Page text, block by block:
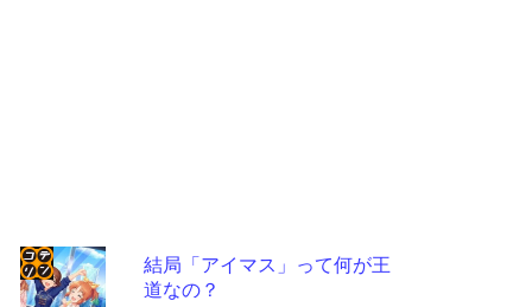
結局「アイマス」って何が王
道なの？
コテ